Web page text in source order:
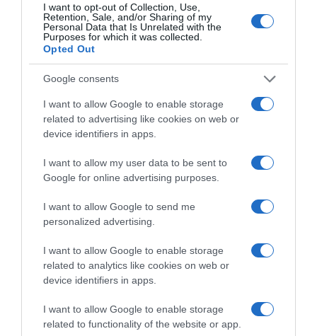
I want to opt-out of Collection, Use,
Retention, Sale, and/or Sharing of my
Personal Data that Is Unrelated with the
Purposes for which it was collected.
Opted Out
Google consents
I want to allow Google to enable storage
related to advertising like cookies on web or
device identifiers in apps.
I want to allow my user data to be sent to
Google for online advertising purposes.
I want to allow Google to send me
personalized advertising.
I want to allow Google to enable storage
related to analytics like cookies on web or
device identifiers in apps.
I want to allow Google to enable storage
related to functionality of the website or app.
Megosztás: Facebook Twitter
Címkék: lakás
Korábbi bejegyzések Következő bejegyzés
HASONLÓ BEJEGYZÉSEK